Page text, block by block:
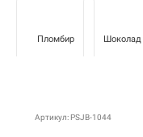
Пломбир Шоколад
Артикул: PSJB-1044